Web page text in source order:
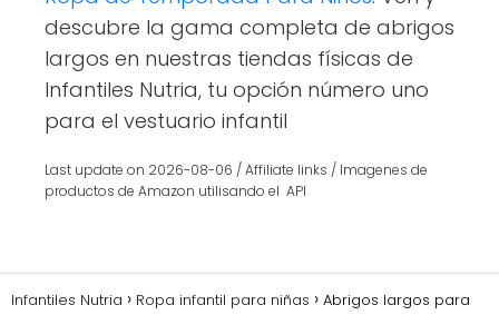
descubre la gama completa de abrigos
largos en nuestras tiendas físicas de
Infantiles Nutria, tu opción número uno
para el vestuario infantil
Last update on 2026-08-06 / Affiliate links / Imagenes de
productos de Amazon utilisando el API
Infantiles Nutria Ropa infantil para niñas
Abrigos largos para